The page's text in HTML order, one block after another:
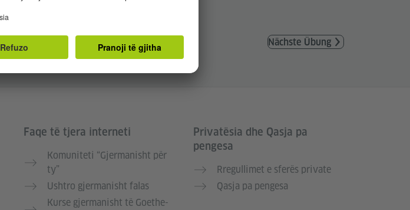
Nächste Übung
Faqe të tjera interneti
Komuniteti “Gjermanisht për
ty”
Ushtro gjermanisht falas
Kurse gjermanisht të Goethe-
Privatësia dhe Qasja pa
pengesa
Rregullimet e sferës private
Qasja pa pengesa